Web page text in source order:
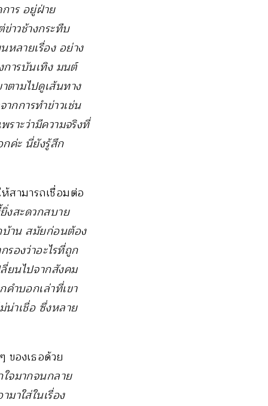
าร อยู่ฝ่าย
าวช้างกระทืบ
ลายเรื่อง อย่าง
การบันเทิง มนต์
ตามไปดูเส้นทาง
กการทำข่าวเช่น
ราะว่ามีความจริงที่
กค่ะ นี่ยังรู้สึก
สามารถเชื่อมต่อ
งสะดวกสบาย
บ้าน สมัยก่อนต้อง
องว่าอะไรที่ถูก
ยนไปจากสังคม
ำบอกเล่าที่เขา
น่าเชื่อ ซึ่งหลาย
องเธอด้วย
จมากจนกลาย
าใส่ในเรื่อง